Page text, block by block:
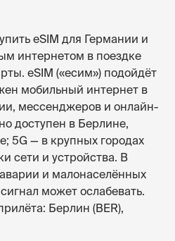
eSIM для Германии и
интернетом в поездке
eSIM («есим») подойдёт
мобильный интернет в
мессенджеров и онлайн-
доступен в Берлине,
5G — в крупных городах
сети и устройства. В
и малонаселённых
может ослабевать.
Берлин (BER),